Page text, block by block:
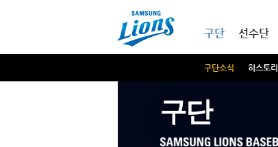
구단
구단소식 히스토리
선수단
구단